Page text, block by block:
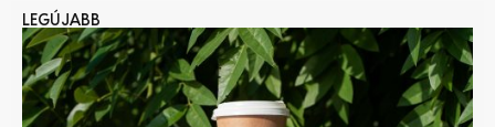
LEGÚJABB